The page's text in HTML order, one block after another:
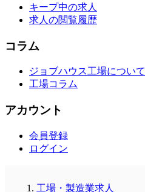
キープ中の求人
求人の閲覧履歴
コラム
ジョブハウス工場について
工場コラム
アカウント
会員登録
ログイン
工場・製造業求人